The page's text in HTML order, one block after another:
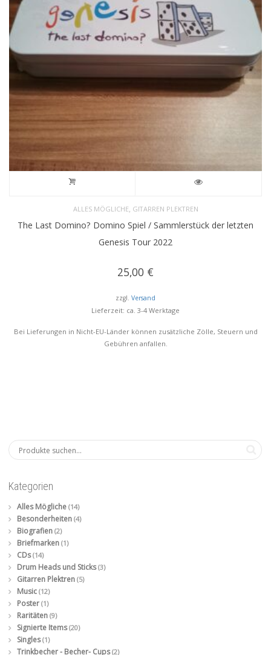
ALLES MÖGLICHE GITARREN PLEKTREN
The Last Domino? Domino Spiel / Sammlerstück der letzten
Genesis Tour 2022
25,00 €
zzgl. Versand
Lieferzeit: ca. 3-4 Werktage
Bei Lieferungen in Nicht-EU-Länder können zusätzliche Zölle, Steuern und
Gebühren anfallen.
Kategorien
Alles Mögliche (14)
Besonderheiten (4)
Biografien (2)
Briefmarken (1)
CDs (14)
Drum Heads und Sticks (3)
Gitarren Plektren (5)
Music (12)
Poster (1)
Raritäten (9)
Signierte Items (20)
Singles (1)
Trinkbecher - Becher- Cups (2)